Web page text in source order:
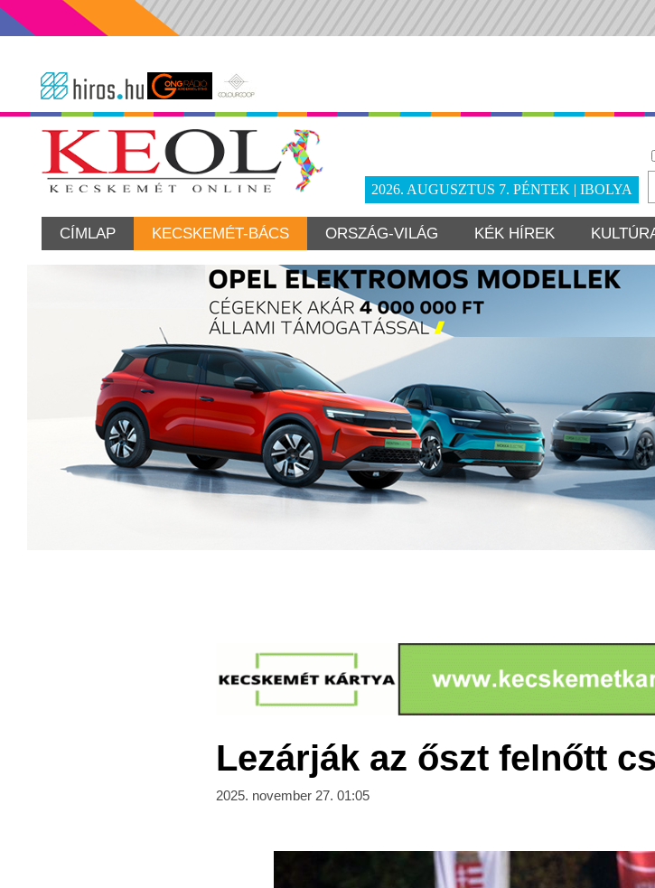
2026. AUGUSZTUS 7. PÉNTEK | IBOLYA
CÍMLAP KECSKEMÉT-BÁCS ORSZÁG-VILÁG KÉK HÍREK
Lezárják az őszt felnőtt
2025. november 27. 01:05